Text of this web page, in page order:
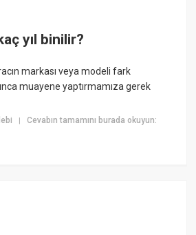
yıl binilir?
markası veya modeli fark
muayene yaptırmamıza gerek
|Cevabın tamamını burada okuyun: